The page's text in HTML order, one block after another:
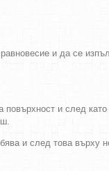
и да се
повърхност и след
и след това върху